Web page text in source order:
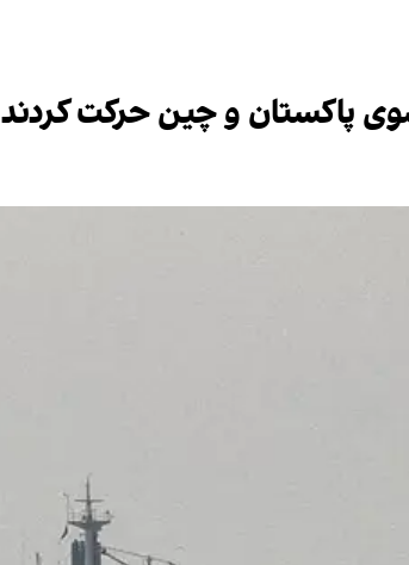
پاکستان و چین حرکت کردند